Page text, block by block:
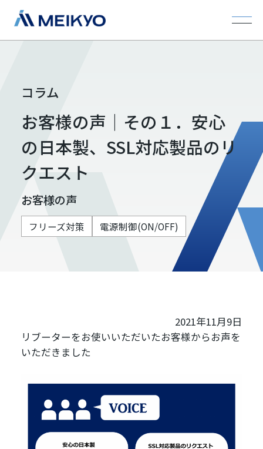
コラム
お客様の声｜その１．安心
の日本製、SSL対応製品のリ
クエスト
お客様の声
フリーズ対策 電源制御(ON/OFF)
2021年11月9日
リブーターをお使いいただいたお客様からお声を
いただきました